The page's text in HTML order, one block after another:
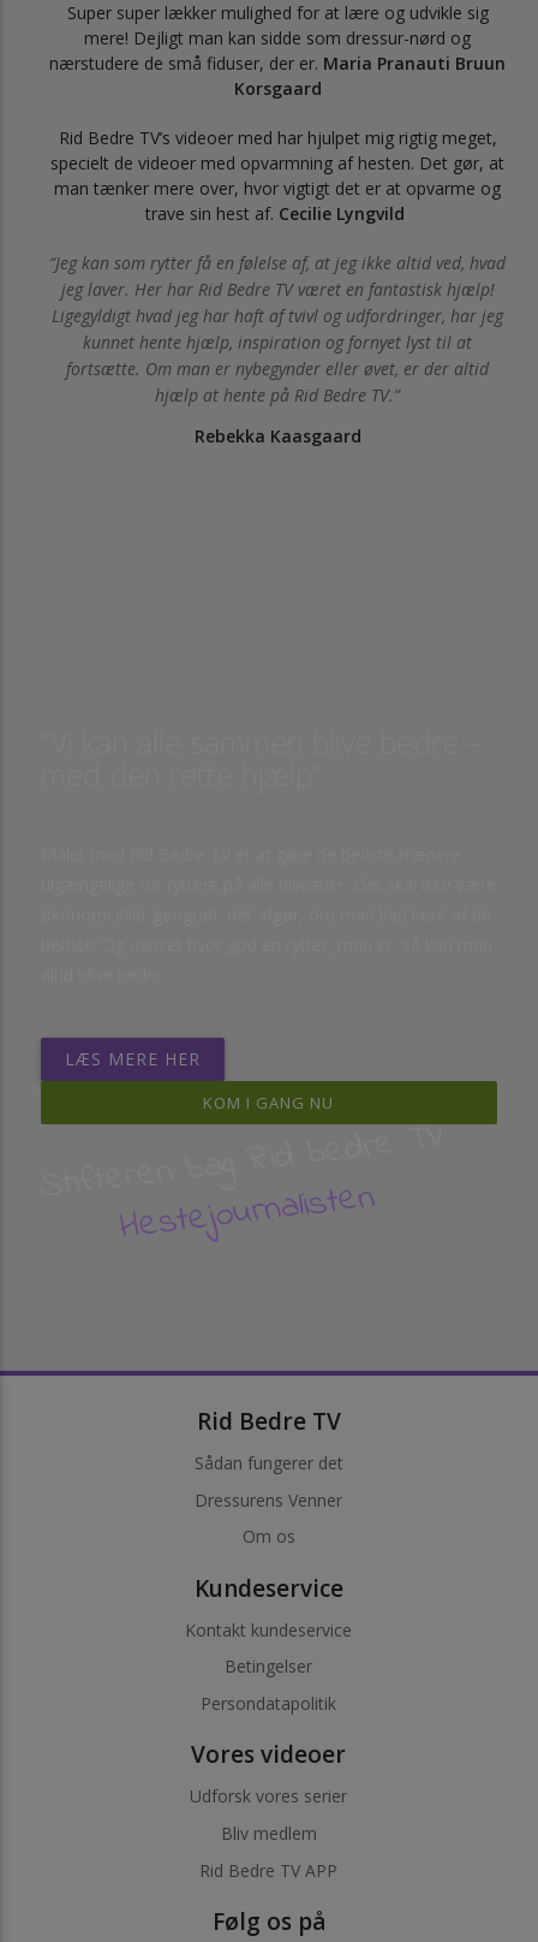
Super super lækker mulighed for at lære og udvikle sig
mere! Dejligt man kan sidde som dressur-nørd og
nærstudere de små fiduser, der er. Maria Pranauti Bruun
Korsgaard
Rid Bedre TV’s videoer med har hjulpet mig rigtig meget,
specielt de videoer med opvarmning af hesten. Det gør, at
man tænker mere over, hvor vigtigt det er at opvarme og
trave sin hest af. Cecilie Lyngvild
Jeg kan som rytter få en følelse af, at jeg ikke altid ved, hvad
jeg laver. Her har Rid Bedre TV været en fantastisk hjælp!
Ligegyldigt hvad jeg har haft af tvivl og udfordringer, har jeg
kunnet hente hjælp, inspiration og fornyet lyst til at
fortsætte. Om man er nybegynder eller øvet, er der altid
hjælp at hente på Rid Bedre TV.
Rebekka Kaasgaard
LÆS MERE HER
KOM I GANG NU
Stifteren bag Rid bedre TV
Hestejournalisten
Rid Bedre TV
Sådan fungerer det
Dressurens Venner
Om os
Kundeservice
Kontakt kundeservice
Betingelser
Persondatapolitik
Vores videoer
Udforsk vores serier
Bliv medlem
Rid Bedre TV APP
Følg os på